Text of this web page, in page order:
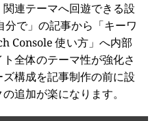
連テーマへ回遊できる設
分で」の記事から「キーワ
Console 使い方」へ内部
全体のテーマ性が強化さ
構成を記事制作の前に設
追加が楽になります。